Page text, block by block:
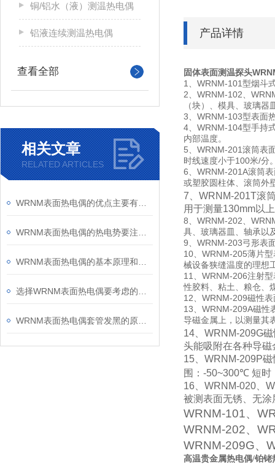
铜/铝水（液）测温热电偶
铝液连续测温热电偶
查看全部
相关文章
RELATED ARTICLES
产品详情
固体表面测温探头
1
WRNM-101型烟斗
2
WRNM-102
（块）、模具、玻璃
3
WRNM-103型表面
4
WRNM-104型手持
内部温度。
5
WRNM-201滚筒表
时线速度小于100米/分
6
WRNM-201A滚筒
或塑胶圆柱体、滚筒外
7 WRNM-201T滚
用于测量130mm以
8 WRNM-202
具、玻璃器皿、轴承以
9
WRNM-203弓形表
10
WRNM-205薄片
械设备狭缝温度的理想
11
WRNM-206注射
性胶料、粘土、粮仓、
12
WRNM-209磁性
13
WRNM-209A磁性
导磁金属上，以测量其
14 WRNM-209G磁
头能吸附在各种导
15
WRNM-209P磁
围： -50~300℃ 短时
16
WRNM-020
被测表面无锈、无
WRNM-101、
WRNM-202、
WRNM-209G、
高温贵金属热电偶/铂